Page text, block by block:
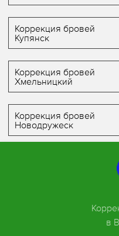
Коррекция бровей
Купянск
Коррекция бровей
Хмельницкий
Коррекция бровей
Новодружеск
в